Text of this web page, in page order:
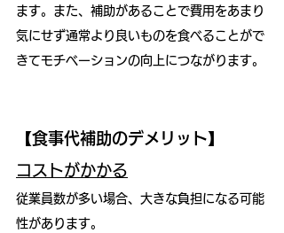
ます。また、補助があることで費用をあまり
気にせず通常より良いものを食べることがで
きてモチベーションの向上につながります。
【食事代補助のデメリット】
コストがかかる
従業員数が多い場合、大きな負担になる可能
性があります。